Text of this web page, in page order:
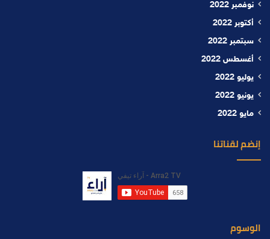
نوفمبر 2022
أكتوبر 2022
سبتمبر 2022
أغسطس 2022
يوليو 2022
يونيو 2022
مايو 2022
إنضم لقناتنا
الوسوم